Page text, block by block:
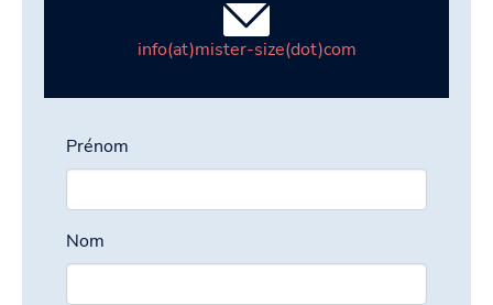
info(at)mister-size(dot)com
Prénom
Nom